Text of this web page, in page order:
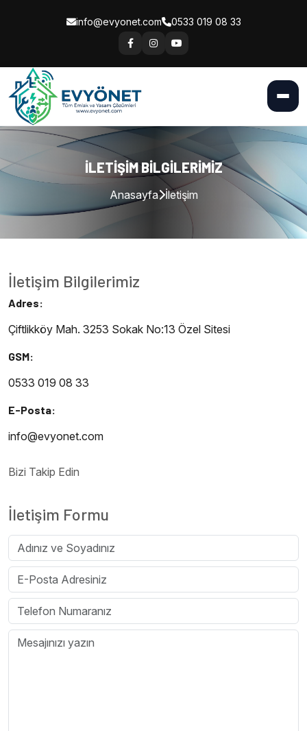
info@evyonet.com 0533 019 08 33
İLETIŞIM BILGILERIMIZ
Anasayfa İletişim
İletişim Bilgilerimiz
Adres:
Çiftlikköy Mah. 3253 Sokak No:13 Özel Sitesi
GSM:
0533 019 08 33
E-Posta:
info@evyonet.com
Bizi Takip Edin
İletişim Formu